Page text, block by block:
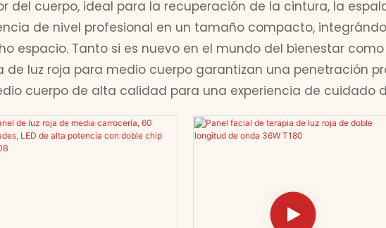
del cuerpo, ideal para la recuperación de la cintura, la
de nivel profesional en un tamaño compacto,
espacio. Tanto si es nuevo en el mundo del bienestar
de luz roja para medio cuerpo garantizan una penetración
cuerpo de alta calidad para una experiencia de cuidado